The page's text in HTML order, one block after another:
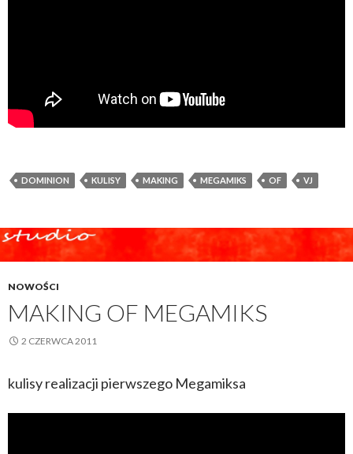
DOMINION KULISY MAKING MEGAMIKS OF VJ
NOWOŚCI
MAKING OF MEGAMIKS
2 CZERWCA 2011
kulisy realizacji pierwszego Megamiksa